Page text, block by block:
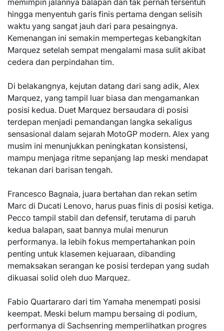
hingga menyentuh garis finis pertama dengan selisih
waktu yang sangat jauh dari para pesaingnya.
Kemenangan ini semakin mempertegas kebangkitan
Marquez setelah sempat mengalami masa sulit akibat
cedera dan perpindahan tim.
Di belakangnya, kejutan datang dari sang adik, Alex
Marquez, yang tampil luar biasa dan mengamankan
posisi kedua. Duet Marquez bersaudara di posisi
terdepan menjadi pemandangan langka sekaligus
sensasional dalam sejarah MotoGP modern. Alex yang
musim ini menunjukkan peningkatan konsistensi,
mampu menjaga ritme sepanjang lap meski mendapat
tekanan dari barisan tengah.
Francesco Bagnaia, juara bertahan dan rekan setim
Marc di Ducati Lenovo, harus puas finis di posisi ketiga.
Pecco tampil stabil dan defensif, terutama di paruh
kedua balapan, saat bannya mulai menurun
performanya. Ia lebih fokus mempertahankan poin
penting untuk klasemen kejuaraan, dibanding
memaksakan serangan ke posisi terdepan yang sudah
dikuasai solid oleh duo Marquez.
Fabio Quartararo dari tim Yamaha menempati posisi
keempat. Meski belum mampu bersaing di podium,
performanya di Sachsenring memperlihatkan progres